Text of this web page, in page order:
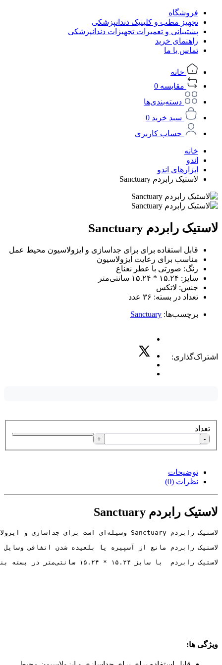
فروشگاه
تجهیز مطب و کلینیک دندانپزشکی
پشتیبانی و تعمیرات تجهیزات دندانپزشکی
راهنمای خرید
تماس با ما
خانه
مقایسه 0
دسته‌بندی‌ها
سبد خرید 0
حساب کاربری
خانه
اندو
ابزارهای اندو
لاستیک رابردم Sanctuary
لاستیک رابردم Sanctuary
قابل استفاده برای برای جداسازی و ایزولاسیون محیط عمل
مناسب برای رعایت ایزولاسیون
رنگ: صورتی با عطر نعناع
سایز: ۱۵.۲۴ * ۱۵.۲۴ سانتی‌متر
جنس: لاتکس
تعداد در بسته: ۳۶ عدد
برچسب‌ها: Sanctuary
اشتراک‌گذاری:
تعداد
-
+
توضیحات
نظرات (0)
لاستیک رابردم Sanctuary
لاستیک رابردم  با سایز ۱۵.۲۴ * ۱۵.۲۴ سانتی‌متر در بسته بندی ۳۶ عددی عرضه می‌گردد.
ویژگی ها: